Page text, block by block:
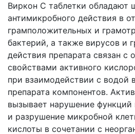
Виркон С таблетки обладают
антимикробного действия в
грамположительных и
бактерий, а также вирусов и
действия препарата связан
свойствами активного
при взаимодействии с водой
препарата компонентов.
вызывает нарушение
и разрушение микробной
кислоты в сочетании с